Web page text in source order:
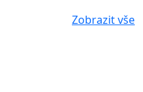
Zobrazit vše